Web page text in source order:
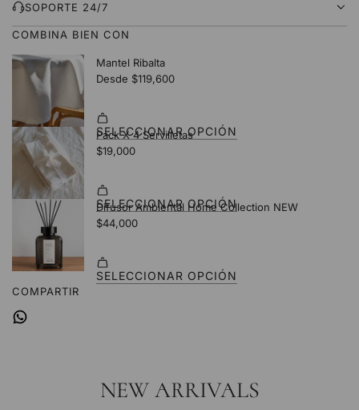
O
SOPORTE 24/7
COMBINA BIEN CON
COMPARTIR
NEW ARRIVALS